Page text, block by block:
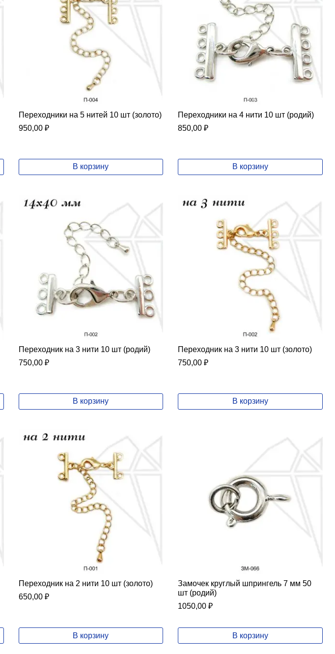
Переходники на 5 нитей 10 шт (золото)
950,00 ₽
В корзину
Переходники на 4 нити 10 шт (родий)
850,00₽
В корзину
Переходник на 3 нити 10 шт (родий)
750,00 ₽
В корзину
Переходник на 3 нити 10 шт (золото)
750,00₽
В корзину
Переходник на 2 нити 10 шт (золото)
650,00 ₽
В корзину
Замочек круглый шпрингель 7 мм 50
шт (родий)
1050,00₽
В корзину